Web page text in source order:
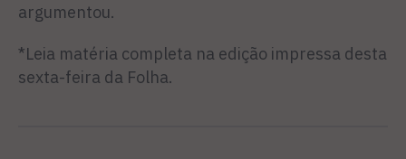
argumentou.
*Leia matéria completa na edição impressa desta
sexta-feira da Folha.